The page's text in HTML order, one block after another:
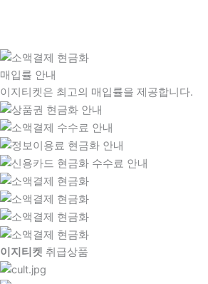
매입률 안내
이지티켓은 최고의 매입률을 제공합니다.
이지티켓 취급상품